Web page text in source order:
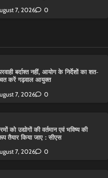
7, 2026 0
बर्दाश्त नहीं, आयोग के निर्देशों का शत-
करें गढ़वाल आयुक्त
7, 2026 0
को उद्योगों की वर्तमान एवं भविष्य की
किया जाए : सीएस
7, 2026 0